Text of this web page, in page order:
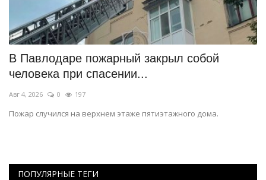
В Павлодаре пожарный закрыл собой
человека при спасении...
Авг 4, 2026 0 197
Пожар случился на верхнем этаже пятиэтажного дома.
ПОПУЛЯРНЫЕ ТЕГИ